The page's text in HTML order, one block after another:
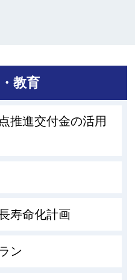
教育
推進交付金の活用
寿命化計画
ン